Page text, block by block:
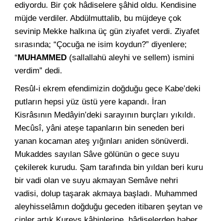
ediyordu. Bir çok hâdiselere şâhid oldu. Kendisine
müjde verdiler. Abdülmuttalib, bu müjdeye çok
sevinip Mekke halkına üç gün ziyafet verdi. Ziyafet
sırasında; “Çocuğa ne isim koydun?” diyenlere;
“MUHAMMED (sallallahü aleyhi ve sellem) ismini
verdim” dedi.
Resûl-i ekrem efendimizin doğduğu gece Kabe’deki
putların hepsi yüz üstü yere kapandı. İran
Kisrâsının Medâyin’deki sarayının burçları yıkıldı.
Mecûsî, yâni ateşe tapanların bin seneden beri
yanan kocaman ateş yığınları aniden sönüverdi.
Mukaddes sayılan Sâve gölünün o gece suyu
çekilerek kurudu. Şam tarafında bin yıldan beri kuru
bir vadi olan ve suyu akmayan Semâve nehri
vadisi, dolup taşarak akmaya başladı. Muhammed
aleyhisselâmın doğduğu geceden itibaren şeytan ve